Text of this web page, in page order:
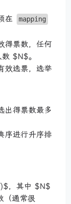
在 mapping
得票数，任何
$N$。
效选票，选举
出得票数最多
序进行升序排
，其中 $N$
（通常很